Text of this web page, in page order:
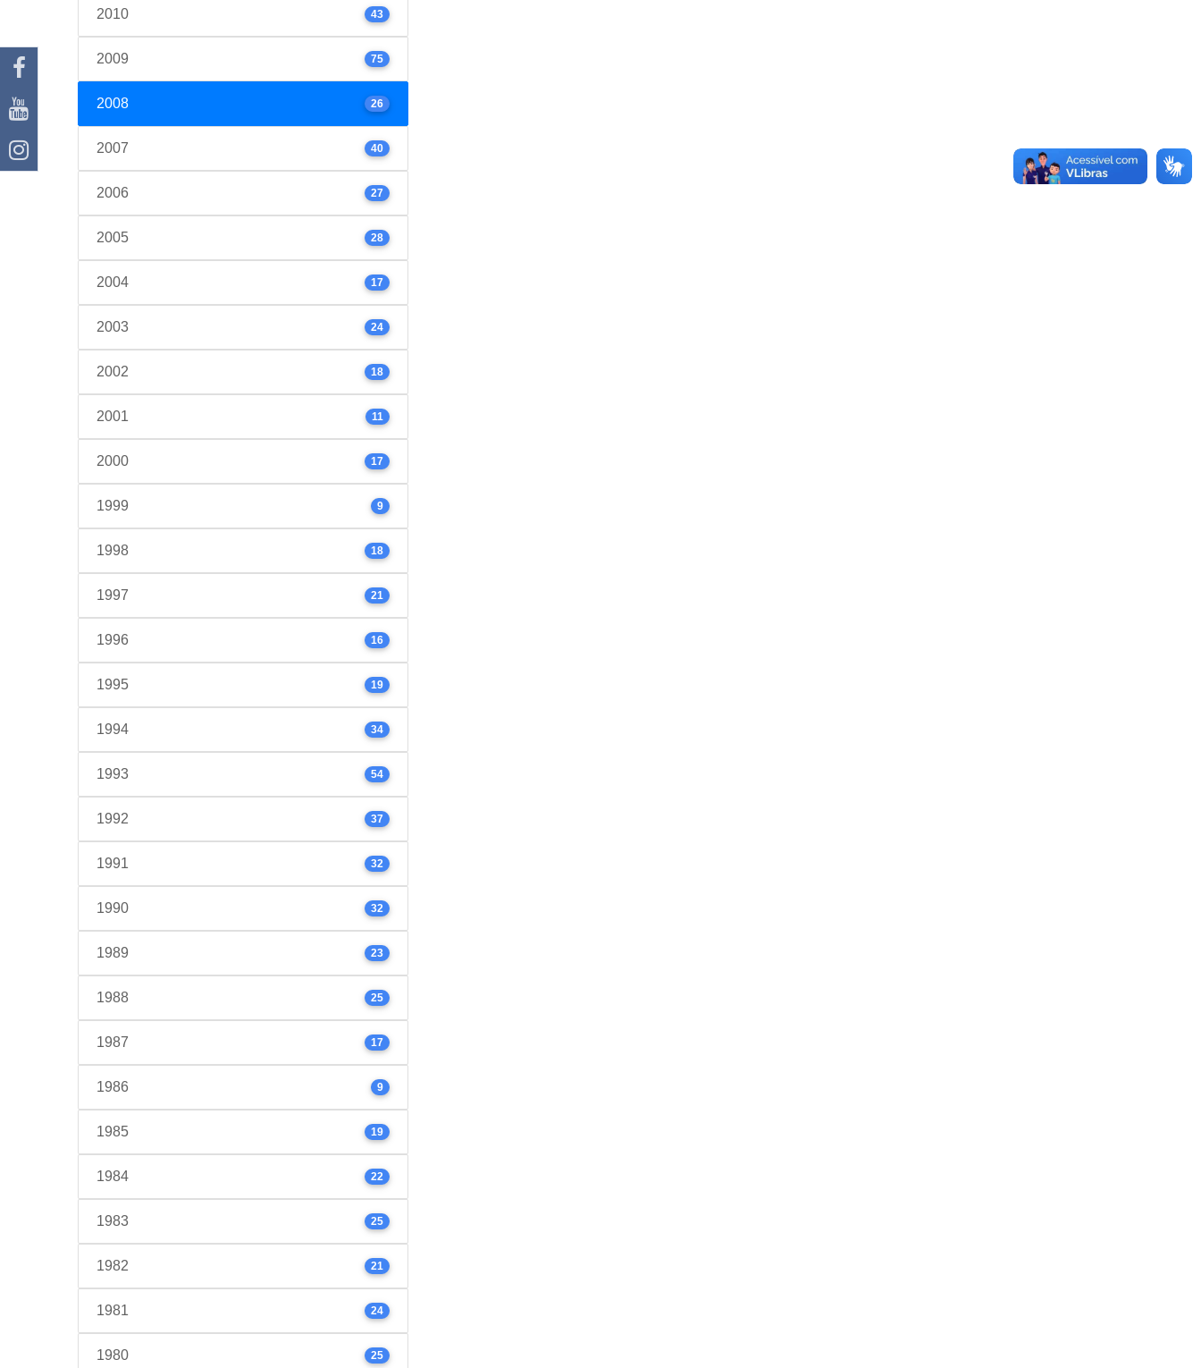
2010 43
2009 75
2008 26
2007 40
2006 27
2005 28
2004 17
2003 24
2002 18
2001 11
2000 17
1999 9
1998 18
1997 21
1996 16
1995 19
1994 34
1993 54
1992 37
1991 32
1990 32
1989 23
1988 25
1987 17
1986 9
1985 19
1984 22
1983 25
1982 21
1981 24
1980 25